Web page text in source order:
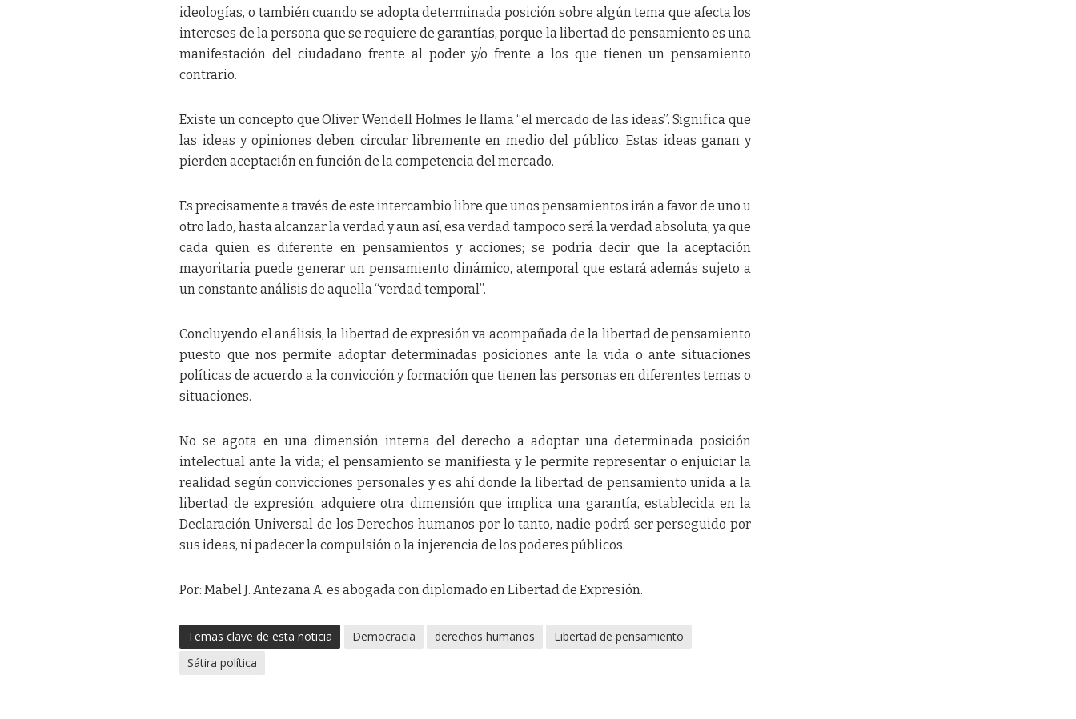
ideologías, o también cuando se adopta determinada posición sobre algún tema que afecta los
intereses de la persona que se requiere de garantías, porque la libertad de pensamiento es una
manifestación del ciudadano frente al poder y/o frente a los que tienen un pensamiento
contrario.
Existe un concepto que Oliver Wendell Holmes le llama “el mercado de las ideas”. Significa que
las ideas y opiniones deben circular libremente en medio del público. Estas ideas ganan y
pierden aceptación en función de la competencia del mercado.
Es precisamente a través de este intercambio libre que unos pensamientos irán a favor de uno u
otro lado, hasta alcanzar la verdad y aun así, esa verdad tampoco será la verdad absoluta, ya que
cada quien es diferente en pensamientos y acciones; se podría decir que la aceptación
mayoritaria puede generar un pensamiento dinámico, atemporal que estará además sujeto a
un constante análisis de aquella “verdad temporal”.
Concluyendo el análisis, la libertad de expresión va acompañada de la libertad de pensamiento
puesto que nos permite adoptar determinadas posiciones ante la vida o ante situaciones
políticas de acuerdo a la convicción y formación que tienen las personas en diferentes temas o
situaciones.
No se agota en una dimensión interna del derecho a adoptar una determinada posición
intelectual ante la vida; el pensamiento se manifiesta y le permite representar o enjuiciar la
realidad según convicciones personales y es ahí donde la libertad de pensamiento unida a la
libertad de expresión, adquiere otra dimensión que implica una garantía, establecida en la
Declaración Universal de los Derechos humanos por lo tanto, nadie podrá ser perseguido por
sus ideas, ni padecer la compulsión o la injerencia de los poderes públicos.
Por: Mabel J. Antezana A. es abogada con diplomado en Libertad de Expresión.
Temas clave de esta noticia Democracia derechos humanos
Libertad de pensamiento
Sátira política